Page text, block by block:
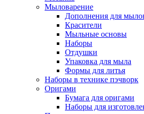
Мыловарение
Дополнения для
Красители
Мыльные основы
Наборы
Отдушки
Упаковка для мыла
Формы для литья
Наборы в технике пэчворк
Оригами
Бумага для оригами
Наборы для